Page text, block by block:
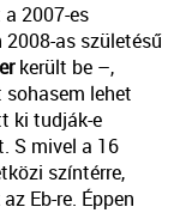
2007-es
as születésű
került be –,
lehet
ki tudják-e
S mivel a 16
színtérre,
Eb-re. Éppen